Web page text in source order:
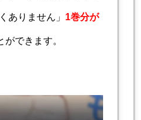
ありません」 1巻分が
ができます。